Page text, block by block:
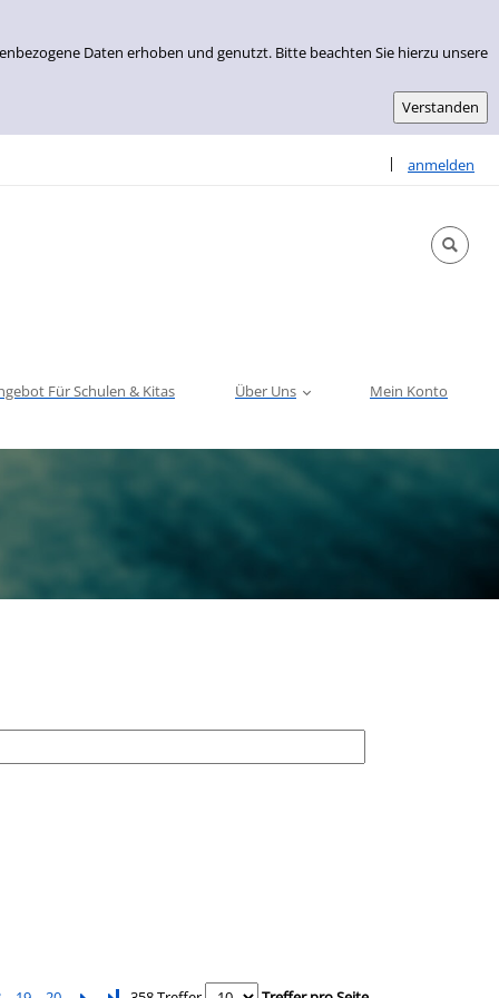
Daten erhoben und genutzt. Bitte beachten Sie hierzu unsere
| anmelden
Sprache
Für Schulen & Kitas Über Uns Mein Konto